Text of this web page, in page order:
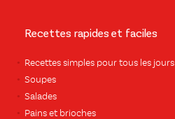
Recettes rapides et faciles
Recettes simples pour tous les jours
Soupes
Salades
Pains et brioches